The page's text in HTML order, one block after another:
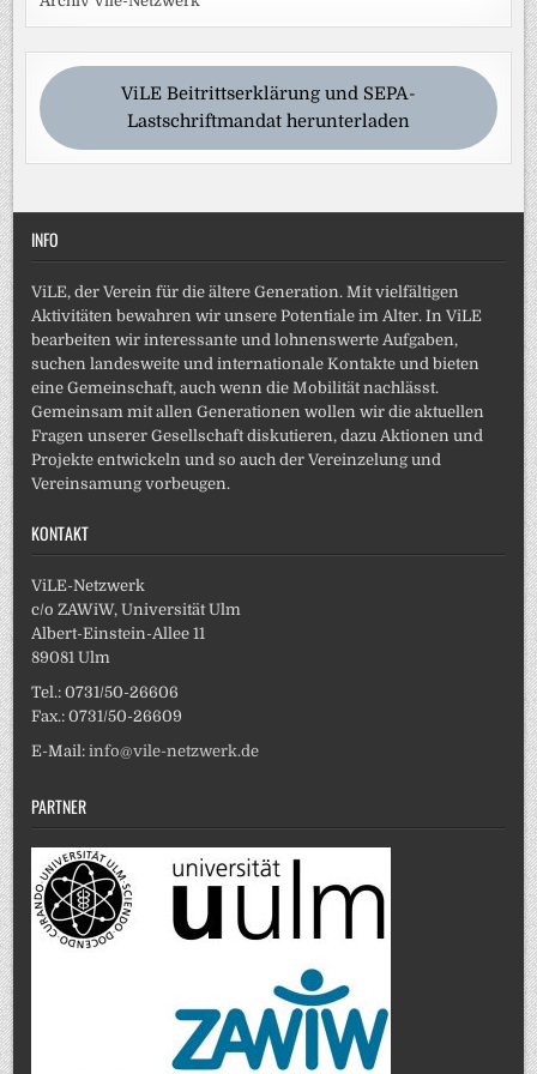
ViLE Beitrittserklärung und SEPA-
Lastschriftmandat herunterladen
INFO
ViLE, der Verein für die ältere Generation. Mit vielfältigen
Aktivitäten bewahren wir unsere Potentiale im Alter. In ViLE
bearbeiten wir interessante und lohnenswerte Aufgaben,
suchen landesweite und internationale Kontakte und bieten
eine Gemeinschaft, auch wenn die Mobilität nachlässt.
Gemeinsam mit allen Generationen wollen wir die aktuellen
Fragen unserer Gesellschaft diskutieren, dazu Aktionen und
Projekte entwickeln und so auch der Vereinzelung und
Vereinsamung vorbeugen.
KONTAKT
ViLE-Netzwerk
c/o ZAWiW, Universität Ulm
Albert-Einstein-Allee 11
89081 Ulm
Tel.: 0731/50-26606
Fax.: 0731/50-26609
E-Mail:info@vile-netzwerk.de
PARTNER